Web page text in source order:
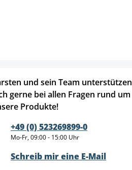
und sein Team unterstützen
gerne bei allen Fragen rund um
Produkte!
+49 (0) 523269899-0
Mo-Fr, 09:00 - 15:00 Uhr
Schreib mir eine E-Mail